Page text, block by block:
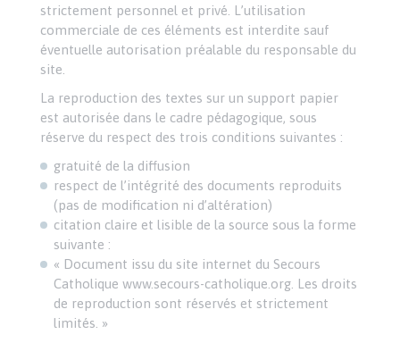
strictement personnel et privé. L’utilisation
commerciale de ces éléments est interdite sauf
éventuelle autorisation préalable du responsable du
site.
La reproduction des textes sur un support papier
est autorisée dans le cadre pédagogique, sous
réserve du respect des trois conditions suivantes :
gratuité de la diffusion
respect de l’intégrité des documents reproduits
(pas de modification ni d’altération)
citation claire et lisible de la source sous la forme
suivante :
« Document issu du site internet du Secours
Catholique www.secours-catholique.org. Les droits
de reproduction sont réservés et strictement
limités. »